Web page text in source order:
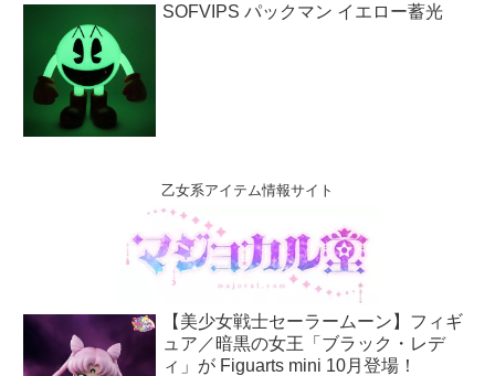
SOFVIPS パックマン イエロー蓄光
乙女系アイテム情報サイト
【美少女戦士セーラームーン】フィギ
ュア／暗黒の女王「ブラック・レデ
ィ」が Figuarts mini 10月登場！